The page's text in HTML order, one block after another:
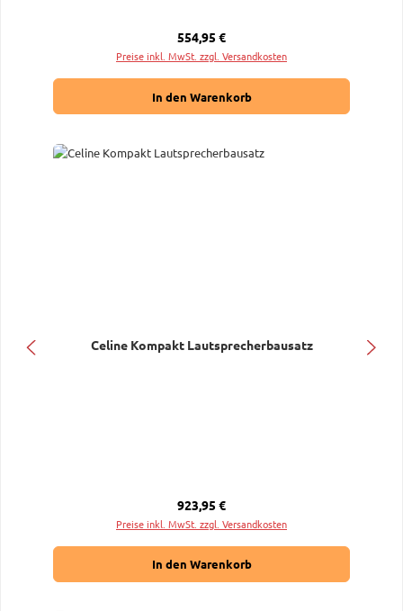
Regulärer Preis:
554,95 €
Preise inkl. MwSt. zzgl. Versandkosten
In den Warenkorb
Celine Kompakt Lautsprecherbausatz
Regulärer Preis:
923,95 €
Preise inkl. MwSt. zzgl. Versandkosten
In den Warenkorb